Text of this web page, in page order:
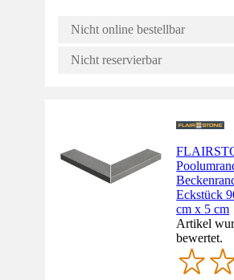
Nicht online bestellbar
Nicht reservierbar
Eckstück
cm x 5 cm
Artikel
bewertet.